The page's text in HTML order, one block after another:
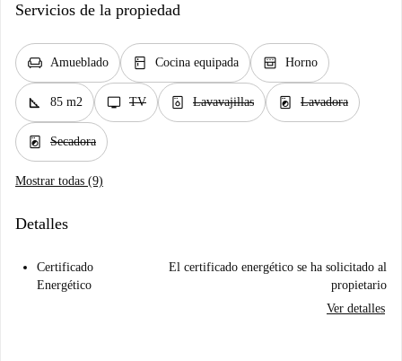
Servicios de la propiedad
chair Amueblado kitchen Cocina equipada oven_gen Horno
square_foot 85 m2 tv TV dishwasher_gen Lavavajillas local_laundry_service Lavadora
local_laundry_service Secadora
Mostrar todas (9)
Detalles
Certificado
Energético
El certificado energético se ha solicitado al
propietario
Ver detalles